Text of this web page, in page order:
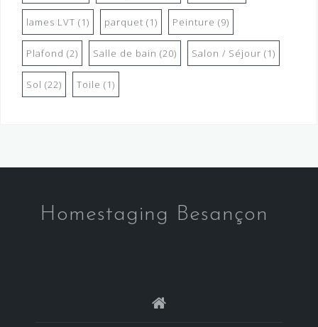
lames LVT (1) parquet (1) Peinture (9)
Plafond (2) Salle de bain (20) Salon / Séjour (1)
Sol (22) Toile (1)
Homestaging Besançon